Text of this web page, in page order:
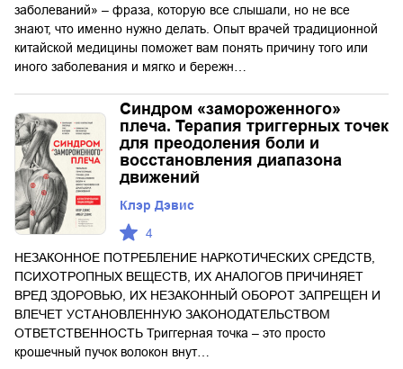
заболеваний» – фраза, которую все слышали, но не все
знают, что именно нужно делать. Опыт врачей традиционной
китайской медицины поможет вам понять причину того или
иного заболевания и мягко и бережн…
Синдром «замороженного»
плеча. Терапия триггерных точек
для преодоления боли и
восстановления диапазона
движений
Клэр Дэвис
4
НЕЗАКОННОЕ ПОТРЕБЛЕНИЕ НАРКОТИЧЕСКИХ СРЕДСТВ,
ПСИХОТРОПНЫХ ВЕЩЕСТВ, ИХ АНАЛОГОВ ПРИЧИНЯЕТ
ВРЕД ЗДОРОВЬЮ, ИХ НЕЗАКОННЫЙ ОБОРОТ ЗАПРЕЩЕН И
ВЛЕЧЕТ УСТАНОВЛЕННУЮ ЗАКОНОДАТЕЛЬСТВОМ
ОТВЕТСТВЕННОСТЬ Триггерная точка – это просто
крошечный пучок волокон внут…